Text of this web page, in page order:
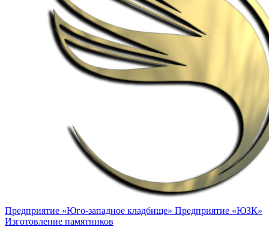
Предприятие «Юго-западное кладбище» Предприятие «ЮЗК»
Изготовление памятников